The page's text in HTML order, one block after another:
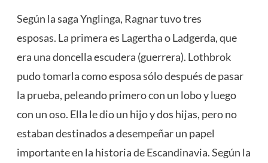
Según la saga Ynglinga, Ragnar tuvo tres
esposas. La primera es Lagertha o Ladgerda, que
era una doncella escudera (guerrera). Lothbrok
pudo tomarla como esposa sólo después de pasar
la prueba, peleando primero con un lobo y luego
con un oso. Ella le dio un hijo y dos hijas, pero no
estaban destinados a desempeñar un papel
importante en la historia de Escandinavia. Según la